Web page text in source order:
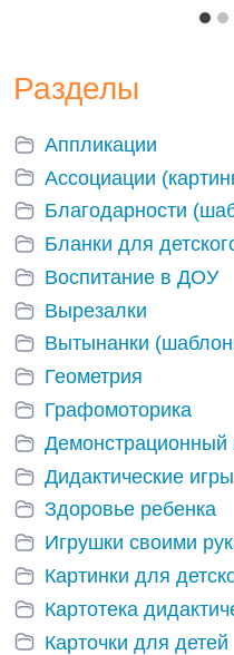
Разделы
Аппликации
Ассоциации
Благодарности
Бланки для
Воспитание в ДОУ
Вырезалки
Вытынанки
Геометрия
Графомоторика
Демонстрационный
Дидактические игры
Здоровье ребенка
Игрушки своими
Картинки для
Картотека
Карточки для детей